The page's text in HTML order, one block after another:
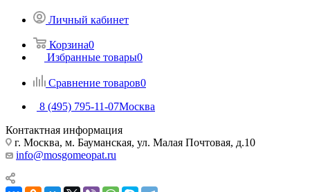
Личный кабинет
Корзина0
Избранные товары0
Сравнение товаров0
8 (495) 795-11-07Москва
Контактная информация
г. Москва, м. Бауманская, ул. Малая Почтовая, д.10
info@mosgomeopat.ru